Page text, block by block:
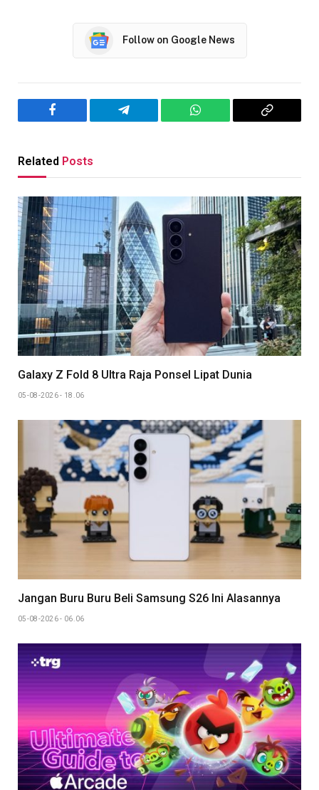
Follow on Google News
Facebook Telegram WhatsApp
Copy
Related Posts
Galaxy Z Fold 8 Ultra Raja Ponsel Lipat Dunia
05-08-2026 - 18.06
Jangan Buru Buru Beli Samsung S26 Ini Alasannya
05-08-2026 - 06.06